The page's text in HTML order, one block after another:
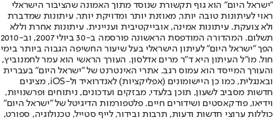
"ישראל היום" הוא גוף תקשורת שנוסד מתוך האמונה שהציבור הישראלי
ראוי לעיתונות טובה יותר, מאוזנת יותר ומדויקת יותר. עיתונות שמדברת
ולא צועקת. עיתונות אמינה, אובייקטיבית ועניינית. עיתונות אחרת וללא
תשלום. המהדורה המודפסת הראשונה פורסמה ב-30 ביולי 2007, וב-2010
הפך "ישראל היום" לעיתון הישראלי בעל שיעור החשיפה הגבוה ביותר בימי
חול. מו"ל העיתון היא ד"ר מרים אדלסון. העורך הראשי הוא עמר לחמנוביץ,
והעורך המייסד הוא עמוס רגב. אתרי האינטרנט של "ישראל היום" בעברית
ובאנגלית, כמו כן היישומונים (אפליקציות) לאנדרואיד ול-iOS, מציגים
חדשות מסביב לשעון, תוכן בלעדי, מבזקים ועדכונים, ניתוחים ופרשנויות,
וידיאו, פודקאסטים ושידורים חיים. פלטפורמות הדיגיטל של "ישראל היום"
כוללות ערוצי חדשות ודעות, תרבות ובידור, לייף סטייל, טכנולוגיה, ספורט,